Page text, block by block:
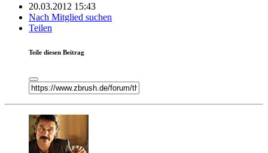
20.03.2012 15:43
Nach Mitglied suchen
Teilen
Teile diesen Beitrag